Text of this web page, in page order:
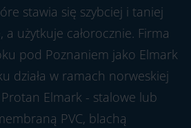
stawia się szybciej i taniej
użytkuje całorocznie. Firma
pod Poznaniem jako Elmark
działa w ramach norweskiej
Elmark - stalowe lub
PVC, blachą